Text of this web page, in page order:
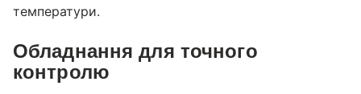
температури.
Обладнання для точного
контролю